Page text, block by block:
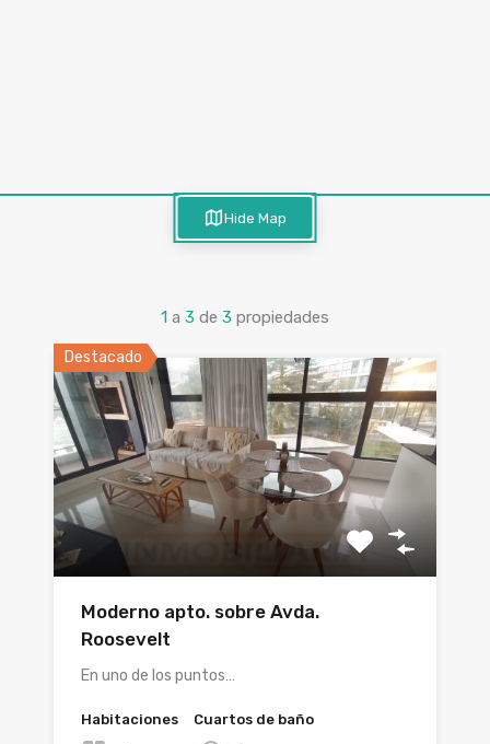
Hide Map
1 a 3 de 3 propiedades
Destacado
Moderno apto. sobre Avda.
Roosevelt
En uno de los puntos…
Habitaciones Cuartos de baño